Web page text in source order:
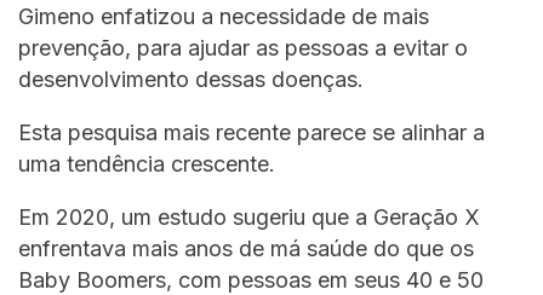
Gimeno enfatizou a necessidade de mais
prevenção, para ajudar as pessoas a evitar o
desenvolvimento dessas doenças.
Esta pesquisa mais recente parece se alinhar a
uma tendência crescente.
Em 2020, um estudo sugeriu que a Geração X
enfrentava mais anos de má saúde do que os
Baby Boomers, com pessoas em seus 40 e 50